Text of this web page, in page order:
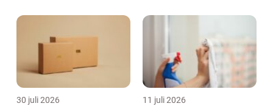
diskutera hur olika kost...
30 juli 2026 11 juli 2026